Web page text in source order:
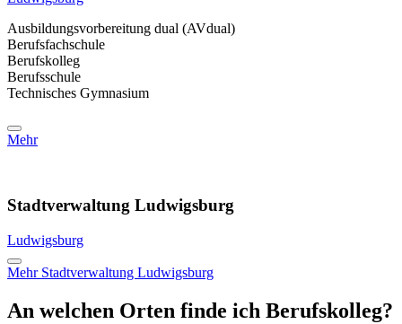
Ausbildungsvorbereitung dual (AVdual)
Berufsfachschule
Berufskolleg
Berufsschule
Technisches Gymnasium
Mehr
Stadtverwaltung Ludwigsburg
Ludwigsburg
Mehr Stadtverwaltung Ludwigsburg
An welchen Orten finde ich Berufskolleg?